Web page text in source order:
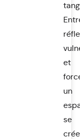
et
un
se
crée